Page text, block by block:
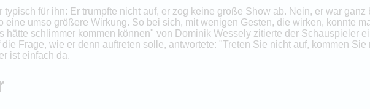
für ihn: Er trumpfte nicht auf, er zog keine große Show ab. Nein, er war ganz
umso größere Wirkung. So bei sich, mit wenigen Gesten, die wirken, konnte
hätte schlimmer kommen können" von Dominik Wessely zitierte der Schauspieler
Frage, wie er denn auftreten solle, antwortete: "Treten Sie nicht auf, kommen
ist einfach da.